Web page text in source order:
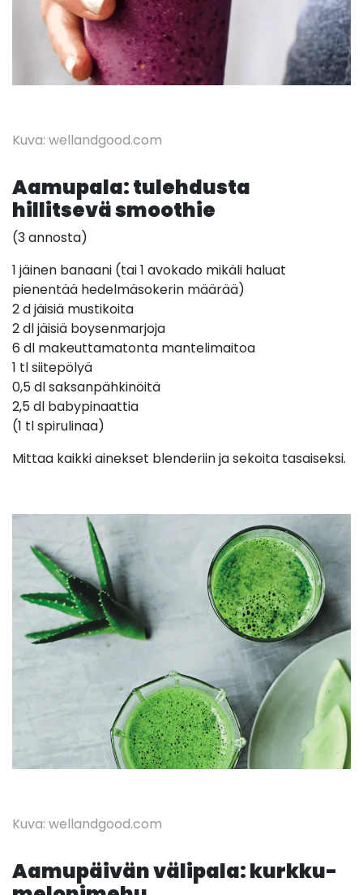
Kuva: wellandgood.com
Aamupala: tulehdusta
hillitsevä smoothie
(3 annosta)
1 jäinen banaani (tai 1 avokado mikäli haluat
pienentää hedelmäsokerin määrää)
2 d jäisiä mustikoita
2 dl jäisiä boysenmarjoja
6 dl makeuttamatonta mantelimaitoa
1 tl siitepölyä
0,5 dl saksanpähkinöitä
2,5 dl babypinaattia
(1 tl spirulinaa)
Mittaa kaikki ainekset blenderiin ja sekoita tasaiseksi.
Kuva: wellandgood.com
Aamupäivän välipala: kurkku-